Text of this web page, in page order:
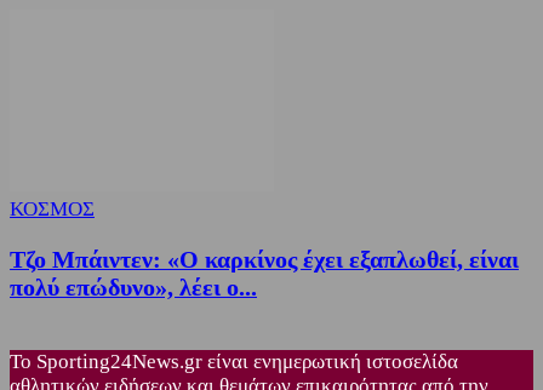
ΚΟΣΜΟΣ
Τζο Μπάιντεν: «Ο καρκίνος έχει εξαπλωθεί, είναι
πολύ επώδυνο», λέει ο...
Το Sporting24News.gr είναι ενημερωτική ιστοσελίδα